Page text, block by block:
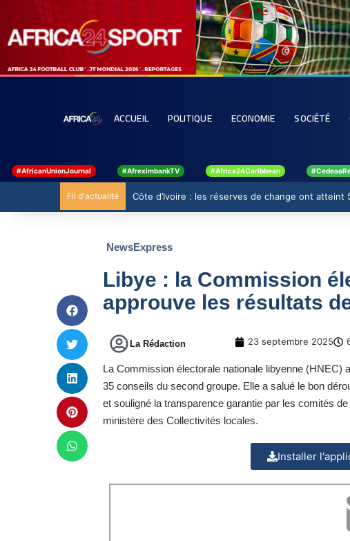
ACCUEIL POLITIQUE ECONOMIE SOCIÉTÉ
#AfricanUnionJournal #AfreximbankTV #Africa24Caribbean
Fil d'actualité Côte d’Ivoire : les réserves de change ont atteint
NewsExpress
Libye : la Commission
approuve les résultats
La Rédaction 23 septembre 2025
La Commission électorale nationale libyenne
35 conseils du second groupe. Elle a salué le bon
et souligné la transparence garantie par les comités
ministère des Collectivités locales.
Installer